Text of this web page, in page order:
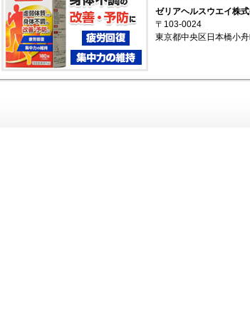
ゼリアヘルスウエイ株
〒103-0024
東京都中央区日本橋小